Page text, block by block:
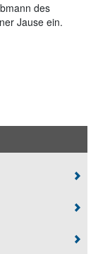
des
Jause ein.